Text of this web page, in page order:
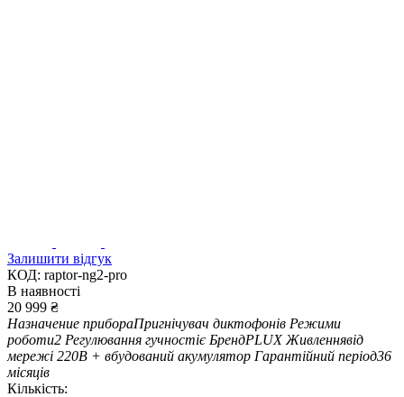
Залишити відгук
КОД: raptor-ng2-pro
В наявності
20 999 ₴
Назначение прибораПригнічувач диктофонів Режими
роботи2 Регулювання гучностіє БрендPLUX Живленнявід
мережі 220В + вбудований акумулятор Гарантійний період36
місяців
Кількість: